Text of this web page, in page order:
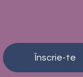
Înscrie-te